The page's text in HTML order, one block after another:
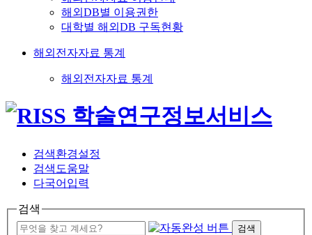
해외DB별 이용권한
대학별 해외DB 구독현황
해외전자자료 통계
해외전자자료 통계
검색환경설정
검색도움말
다국어입력
검색
검색